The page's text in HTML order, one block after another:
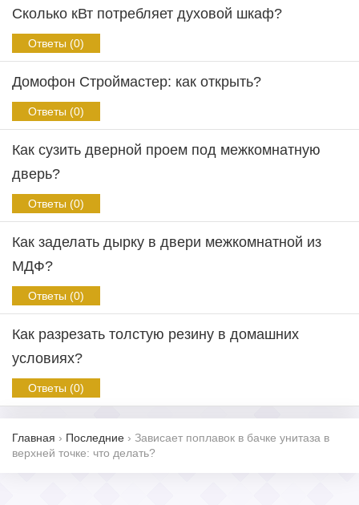
Сколько кВт потребляет духовой шкаф?
Ответы (0)
Домофон Строймастер: как открыть?
Ответы (0)
Как сузить дверной проем под межкомнатную
дверь?
Ответы (0)
Как заделать дырку в двери межкомнатной из
МДФ?
Ответы (0)
Как разрезать толстую резину в домашних
условиях?
Ответы (0)
Главная › Последние › Зависает поплавок в бачке унитаза в
верхней точке: что делать?